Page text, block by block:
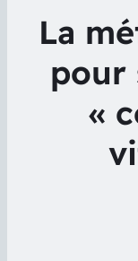
La
pour
«